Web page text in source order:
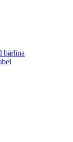
bärlina